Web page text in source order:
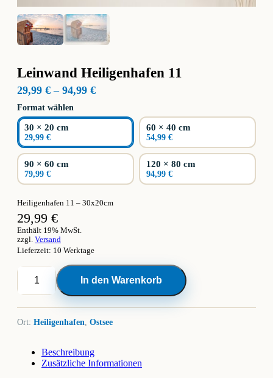
Leinwand Heiligenhafen 11
29,99 € – 94,99 €Preisspanne:
bis
Format wählen
30 × 20 cm
29,99 €
60 × 40 cm
54,99 €
90 × 60 cm
79,99 €
120 × 80 cm
94,99 €
Heiligenhafen 11 – 30x20cm
29,99 €
Enthält 19% MwSt.
zzgl. Versand
Lieferzeit: 10 Werktage
Leinwand
Heiligenhafen
11
In den Warenkorb
Ort: Heiligenhafen, Ostsee
Beschreibung
Zusätzliche Informationen